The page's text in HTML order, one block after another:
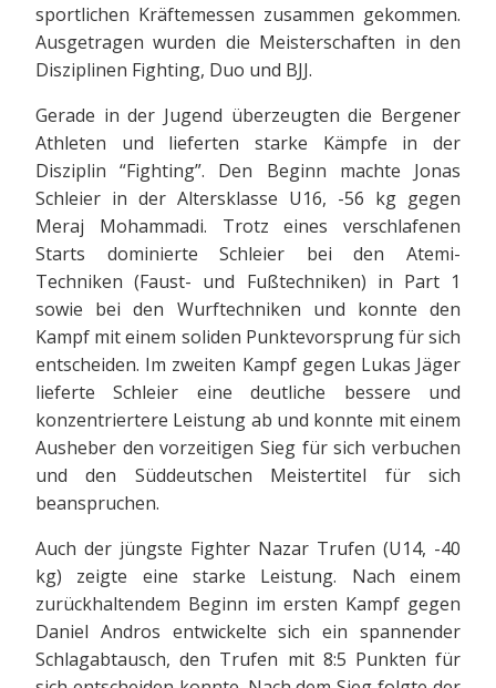
sportlichen Kräftemessen zusammen gekommen.
Ausgetragen wurden die Meisterschaften in den
Disziplinen Fighting, Duo und BJJ.
Gerade in der Jugend überzeugten die Bergener
Athleten und lieferten starke Kämpfe in der
Disziplin “Fighting”. Den Beginn machte Jonas
Schleier in der Altersklasse U16, -56 kg gegen
Meraj Mohammadi. Trotz eines verschlafenen
Starts dominierte Schleier bei den Atemi-
Techniken (Faust- und Fußtechniken) in Part 1
sowie bei den Wurftechniken und konnte den
Kampf mit einem soliden Punktevorsprung für sich
entscheiden. Im zweiten Kampf gegen Lukas Jäger
lieferte Schleier eine deutliche bessere und
konzentriertere Leistung ab und konnte mit einem
Ausheber den vorzeitigen Sieg für sich verbuchen
und den Süddeutschen Meistertitel für sich
beanspruchen.
Auch der jüngste Fighter Nazar Trufen (U14, -40
kg) zeigte eine starke Leistung. Nach einem
zurückhaltendem Beginn im ersten Kampf gegen
Daniel Andros entwickelte sich ein spannender
Schlagabtausch, den Trufen mit 8:5 Punkten für